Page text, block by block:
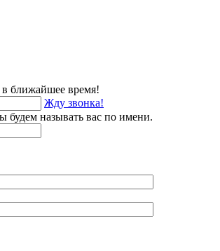
в ближайшее время!
Жду звонка!
будем называть вас по имени.